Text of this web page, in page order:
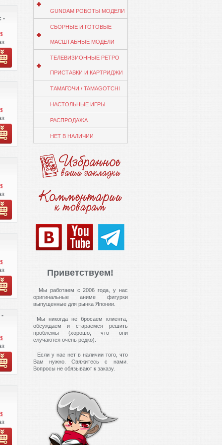
-
-
GUNDAM РОБОТЫ МОДЕЛИ
СБОРНЫЕ И ГОТОВЫЕ
МАСШТАБНЫЕ МОДЕЛИ
ТЕЛЕВИЗИОННЫЕ РЕТРО
ПРИСТАВКИ И КАРТРИДЖИ
ТАМАГОЧИ / TAMAGOTCHI
НАСТОЛЬНЫЕ ИГРЫ
РАСПРОДАЖА
НЕТ В НАЛИЧИИ
Приветствуем!
Мы работаем с 2006 года, у нас
оригинальные аниме фигурки
выпущенные для рынка Японии.
Мы никогда не бросаем клиента,
обсуждаем и стараемся решить
проблемы (хорошо, что они
случаются очень редко).
Если у нас нет в наличии того, что
Вам нужно. Свяжитесь с нами.
Вопросы не обязывают к заказу.